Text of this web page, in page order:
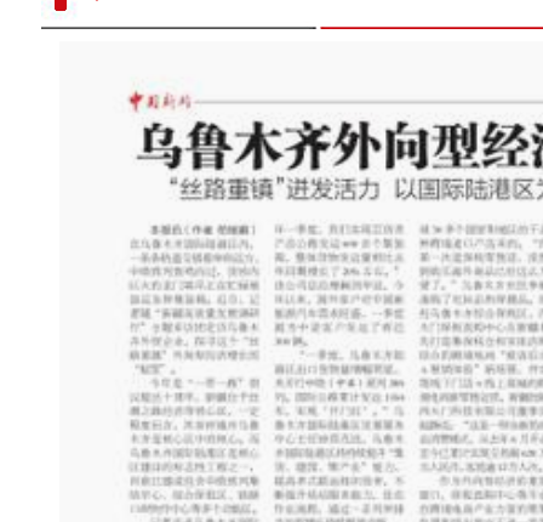
实拍新疆科桑溶洞国家森